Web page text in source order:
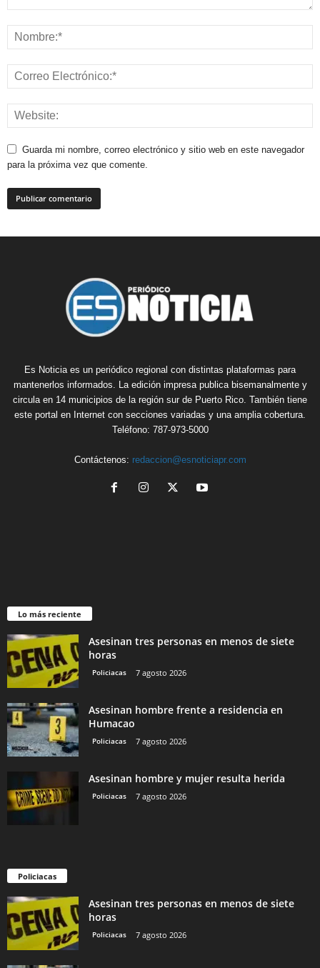
Guarda mi nombre, correo electrónico y sitio web en este navegador
para la próxima vez que comente.
Es Noticia es un periódico regional con distintas plataformas para
mantenerlos informados. La edición impresa publica bisemanalmente y
circula en 14 municipios de la región sur de Puerto Rico. También tiene
este portal en Internet con secciones variadas y una amplia cobertura.
Teléfono: 787-973-5000
Contáctenos: redaccion@esnoticiapr.com
Lo más reciente
Asesinan tres personas en menos de siete
horas
Policiacas 7 agosto 2026
Asesinan hombre frente a residencia en
Humacao
Policiacas 7 agosto 2026
Asesinan hombre y mujer resulta herida
Policiacas 7 agosto 2026
Policiacas
Asesinan tres personas en menos de siete
horas
Policiacas 7 agosto 2026